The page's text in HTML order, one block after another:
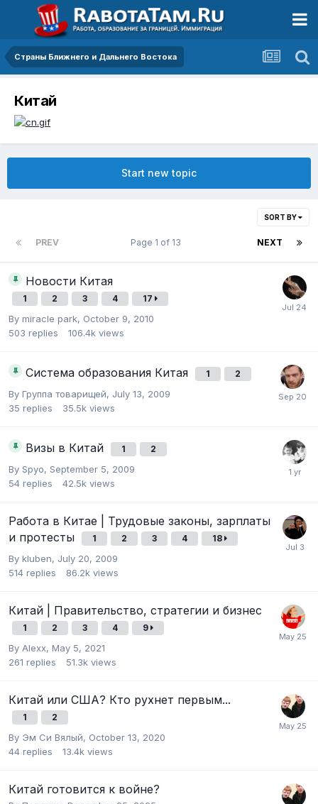
Страны Ближнего и Дальнего Востока
Китай
Start new topic
SORT BY
PREV NEXT
Page 1 of 13
Новости Китая
1 2 3 4 17
By miracle park, October 9, 2010
503 replies 106.4k views
Система образования Китая 1 2
By Группа товарищей, July 13, 2009
35 replies 35.5k views
Визы в Китай 1 2
By Spyo, September 5, 2009
54 replies 42.5k views
Работа в Китае | Трудовые законы, зарплаты
и протесты
1 2 3 4 18
By kluben, July 20, 2009
514 replies 86.2k views
Китай | Правительство, стратегии и бизнес
1 2 3 4 9
By Alexx, May 5, 2021
261 replies 51.3k views
Китай или США? Кто рухнет первым...
1 2
By Эм Си Вялый, October 13, 2020
44 replies 13.4k views
Китай готовится к войне?